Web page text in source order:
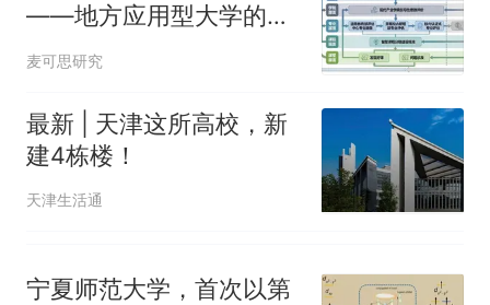
——地方应用型大学的质
保体系进阶之路
麦可思研究
最新 | 天津这所高校，新
建4栋楼！
天津生活通
宁夏师范大学，首次以第